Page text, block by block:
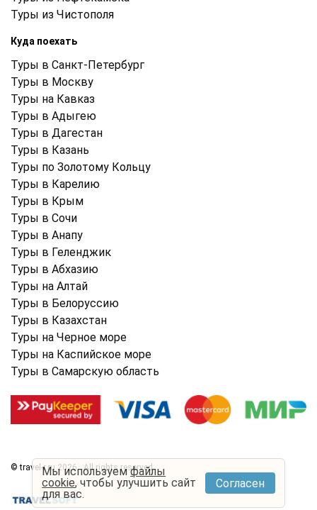
Туры из Чистополя
Куда поехать
Туры в Санкт-Петербург
Туры в Москву
Туры на Кавказ
Туры в Адыгею
Туры в Дагестан
Туры в Казань
Туры по Золотому Кольцу
Туры в Карелию
Туры в Крым
Туры в Cочи
Туры в Анапу
Туры в Геленджик
Туры в Абхазию
Туры на Алтай
Туры в Белоруссию
Туры в Казахстан
Туры на Черное море
Туры на Каспийское море
Туры в Самарскую область
© travel-r.ru 2026 . All rights reserved.
Условия использования
Политика конфиденциальности
Мы используемфайлы
cookie, чтобы улучшить сайт
для вас.
Согласен